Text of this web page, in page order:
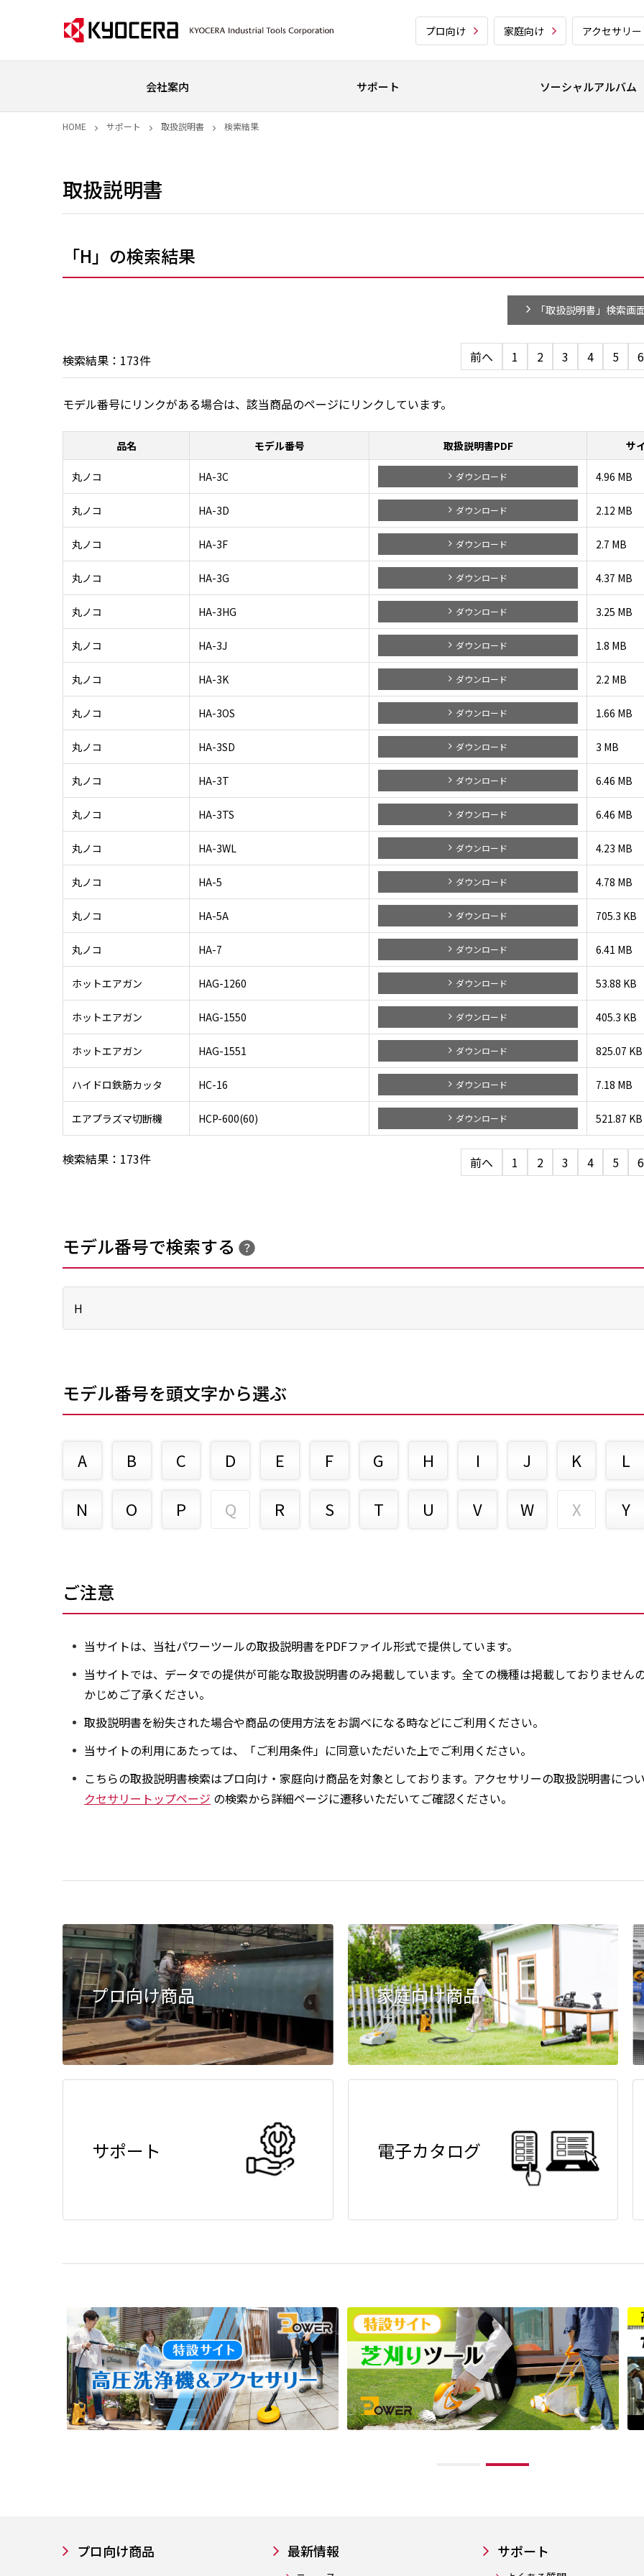
プロ向け 家庭向け アクセサリー
会社案内 サポート ソーシャルアルバム
HOME サポート 取扱説明書 検索結果
取扱説明書
「H」の検索結果
「取扱説明書」検索画
検索結果： 173件 前へ 1 2 3 4 5 6
モデル番号にリンクがある場合は、該当商品のページにリンクしています。
品名 モデル番号 取扱説明書PDF サ
丸ノコ HA-3C ダウンロード 4.96 MB
丸ノコ HA-3D ダウンロード 2.12 MB
丸ノコ HA-3F ダウンロード 2.7 MB
丸ノコ HA-3G ダウンロード 4.37 MB
丸ノコ HA-3HG ダウンロード 3.25 MB
丸ノコ HA-3J ダウンロード 1.8 MB
丸ノコ HA-3K ダウンロード 2.2 MB
丸ノコ HA-3OS ダウンロード 1.66 MB
丸ノコ HA-3SD ダウンロード 3 MB
丸ノコ HA-3T ダウンロード 6.46 MB
丸ノコ HA-3TS ダウンロード 6.46 MB
丸ノコ HA-3WL ダウンロード 4.23 MB
丸ノコ HA-5 ダウンロード 4.78 MB
丸ノコ HA-5A ダウンロード 705.3 KB
丸ノコ HA-7 ダウンロード 6.41 MB
ホットエアガン HAG-1260 ダウンロード 53.88 KB
ホットエアガン HAG-1550 ダウンロード 405.3 KB
ホットエアガン HAG-1551 ダウンロード 825.07 KB
ハイドロ鉄筋カッタ HC-16 ダウンロード 7.18 MB
エアプラズマ切断機 HCP-600(60) ダウンロード 521.87 KB
検索結果： 173件 前へ 1 2 3 4 5 6
モデル番号で検索する
モデル番号を頭文字から選ぶ
A B C D E F G H I J K L
N O P Q R S T U V W X Y
ご注意
当サイトは、当社パワーツールの取扱説明書をPDFファイル形式で提供しています。
当サイトでは、データでの提供が可能な取扱説明書のみ掲載しています。全ての機種は掲載しておりません
かじめご了承ください。
取扱説明書を紛失された場合や商品の使用方法をお調べになる時などにご利用ください。
当サイトの利用にあたっては、「ご利用条件」に同意いただいた上でご利用ください。
こちらの取扱説明書検索はプロ向け・家庭向け商品を対象としております。アクセサリーの取扱説明書につ
クセサリートップページ の検索から詳細ページに遷移いただいてご確認ください。
プロ向け商品 家庭向け商品
サポート 電子カタログ
プロ向け商品
最新情報 サポート